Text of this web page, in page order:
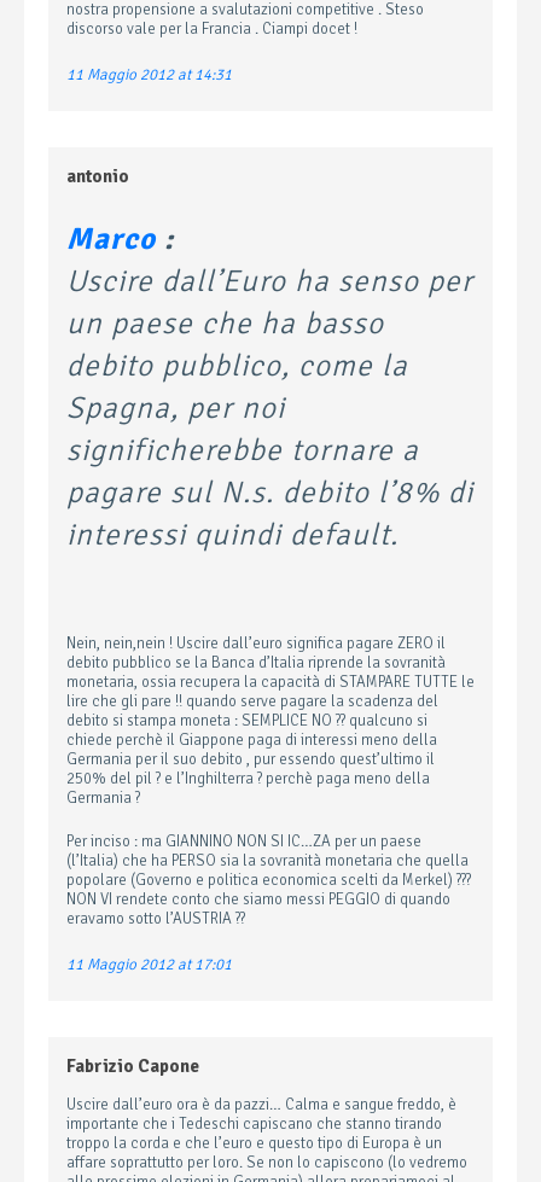
nostra propensione a svalutazioni competitive . Steso
discorso vale per la Francia . Ciampi docet !
11 Maggio 2012 at 14:31
antonio
Marco :
Uscire dall’Euro ha senso per
un paese che ha basso
debito pubblico, come la
Spagna, per noi
significherebbe tornare a
pagare sul N.s. debito l’8% di
interessi quindi default.
Nein, nein,nein ! Uscire dall’euro significa pagare ZERO il
debito pubblico se la Banca d’Italia riprende la sovranità
monetaria, ossia recupera la capacità di STAMPARE TUTTE le
lire che gli pare !! quando serve pagare la scadenza del
debito si stampa moneta : SEMPLICE NO ?? qualcuno si
chiede perchè il Giappone paga di interessi meno della
Germania per il suo debito , pur essendo quest’ultimo il
250% del pil ? e l’Inghilterra ? perchè paga meno della
Germania ?
Per inciso : ma GIANNINO NON SI IC…ZA per un paese
(l’Italia) che ha PERSO sia la sovranità monetaria che quella
popolare (Governo e politica economica scelti da Merkel) ???
NON VI rendete conto che siamo messi PEGGIO di quando
eravamo sotto l’AUSTRIA ??
11 Maggio 2012 at 17:01
Fabrizio Capone
Uscire dall’euro ora è da pazzi… Calma e sangue freddo, è
importante che i Tedeschi capiscano che stanno tirando
troppo la corda e che l’euro e questo tipo di Europa è un
affare soprattutto per loro. Se non lo capiscono (lo vedremo